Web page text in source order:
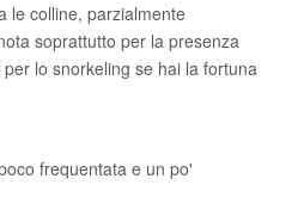
le colline, parzialmente
soprattutto per la presenza
lo snorkeling se hai la fortuna
frequentata e un po'